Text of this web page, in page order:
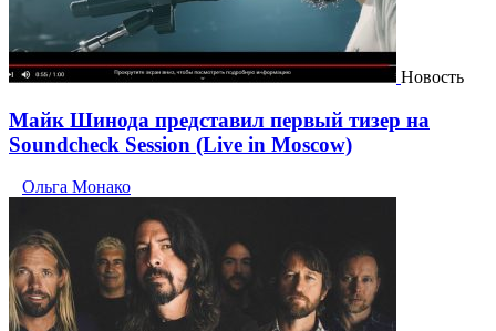
Новость
Майк Шинода представил первый тизер на
Soundcheck Session (Live in Moscow)
Ольга Монако